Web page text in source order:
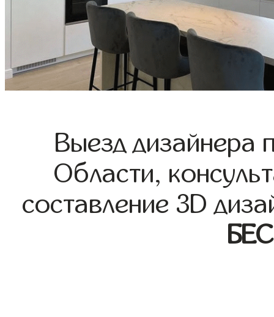
Выезд дизайнера
Области,
составление 3D